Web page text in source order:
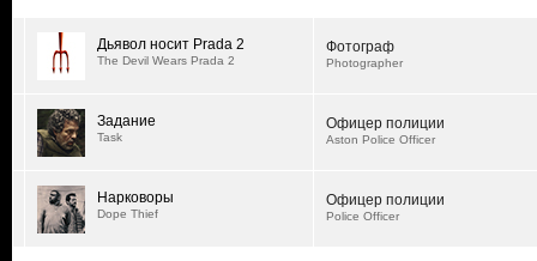
Дьявол носит Prada 2
The Devil Wears Prada 2
Фотограф
Photographer
Задание
Task
Офицер полиции
Aston Police Officer
Нарковоры
Dope Thief
Офицер полиции
Police Officer